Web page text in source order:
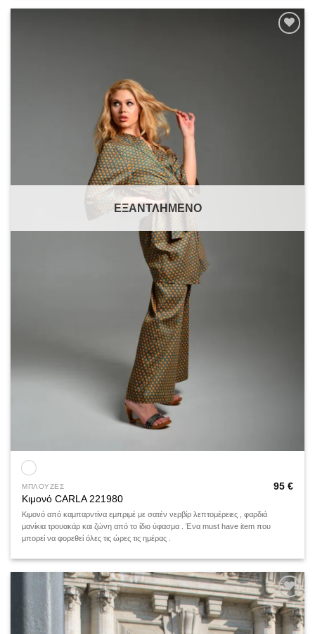
ΕΞΑΝΤΛΗΜΈΝΟ
ΜΠΛΟΥΖΕΣ
Κιμονό CARLA 221980
95 €
Κιμονό από καμπαρντίνα εμπριμέ με σατέν νερβίρ λεπτομέρειες , φαρδιά
μανίκια τρουακάρ και ζώνη από το ίδιο ύφασμα . Ένα must have item που
μπορεί να φορεθεί όλες τις ώρες τις ημέρας .
Add to
wishlist